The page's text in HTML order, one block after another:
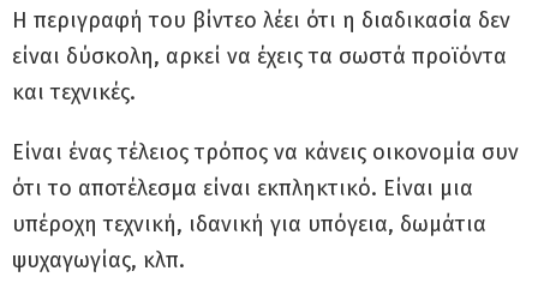
Η περιγραφή του βίντεο λέει ότι η διαδικασία δεν
είναι δύσκολη, αρκεί να έχεις τα σωστά προϊόντα
και τεχνικές.
Είναι ένας τέλειος τρόπος να κάνεις οικονομία συν
ότι το αποτέλεσμα είναι εκπληκτικό. Είναι μια
υπέροχη τεχνική, ιδανική για υπόγεια, δωμάτια
ψυχαγωγίας, κλπ.